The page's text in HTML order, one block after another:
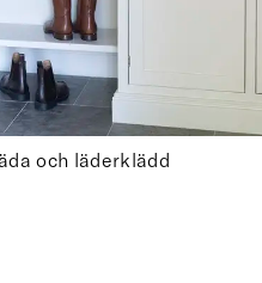
och läderklädd